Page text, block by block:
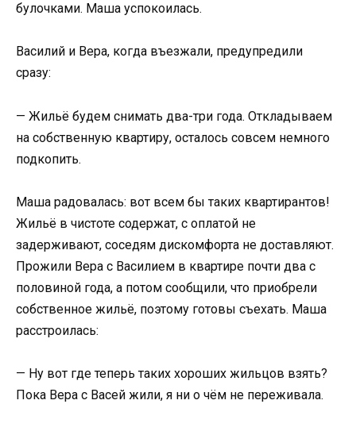
булочками. Маша успокоилась.
Василий и Вера, когда въезжали, предупредили
сразу:
— Жильё будем снимать два-три года. Откладываем
на собственную квартиру, осталось совсем немного
подкопить.
Маша радовалась: вот всем бы таких квартирантов!
Жильё в чистоте содержат, с оплатой не
задерживают, соседям дискомфорта не доставляют.
Прожили Вера с Василием в квартире почти два с
половиной года, а потом сообщили, что приобрели
собственное жильё, поэтому готовы съехать. Маша
расстроилась:
— Ну вот где теперь таких хороших жильцов взять?
Пока Вера с Васей жили, я ни о чём не переживала.